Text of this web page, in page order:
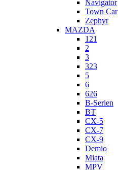
Navigator
Town Car
Zephyr
MAZDA
121
2
3
323
5
6
626
B-Serien
BT
CX-5
CX-7
CX-9
Demio
Miata
MPV